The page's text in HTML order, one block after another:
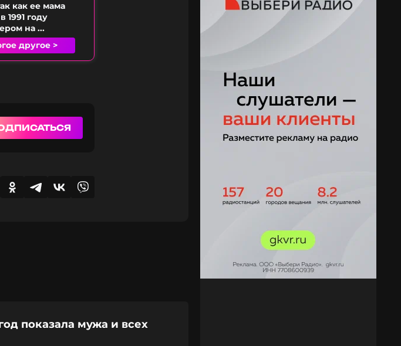
как ее мама
году
на ...
другое >
показала мужа и всех